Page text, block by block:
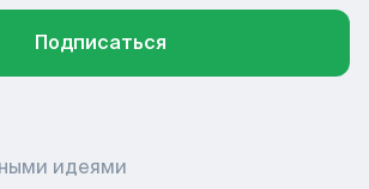
Подписаться
идеями